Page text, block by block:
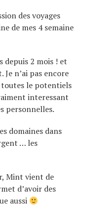
des voyages
de mes 4 semaine
depuis 2 mois ! et
Je n’ai pas encore
le potentiels
interessant
personnelles.
domaines dans
… les
Mint vient de
d’avoir des
aussi